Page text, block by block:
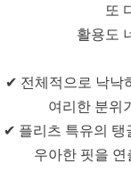
또
활용도
✔ 전체적으로 낙낙
여리한 분위
✔ 플리츠 특유의 탱
우아한 핏을